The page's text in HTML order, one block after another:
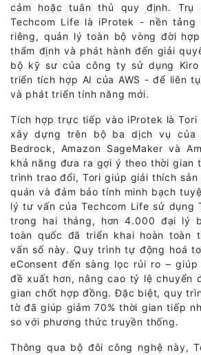
cảm hoặc tuân thủ quy định. Trụ
Techcom Life là iProtek - nền
riêng, quản lý toàn bộ vòng đời
thẩm định và phát hành đến giải
bộ kỹ sư của công ty sử dụng
triển tích hợp AI của AWS - để liên
và phát triển tính năng mới.
Tích hợp trực tiếp vào iProtek là Tori
xây dựng trên bộ ba dịch vụ của
Bedrock, Amazon SageMaker và
khả năng đưa ra gợi ý theo thời gian
trình trao đổi, Tori giúp giải thích sản
quán và đảm bảo tính minh bạch
lý tư vấn của Techcom Life sử dụng
trong hai tháng, hơn 4.000 đại lý
toàn quốc đã triển khai hoàn toàn
vấn số này. Quy trình tự động hoá
eConsent đến sàng lọc rủi ro –
đề xuất hơn, nâng cao tỷ lệ chuyển
gian chốt hợp đồng. Đặc biệt, quy
tờ đã giúp giảm 70% thời gian tiếp
so với phương thức truyền thống.
Thông qua bộ đôi công nghệ này,